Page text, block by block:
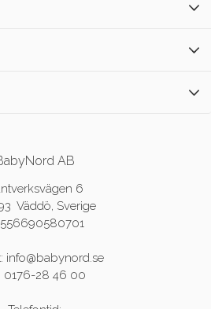
AB
6
Väddö, Sverige
info@babynord.se
0176-28 46 00